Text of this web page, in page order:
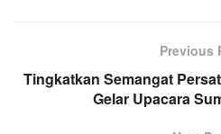
Previous
Tingkatkan Semangat
Gelar Upacara